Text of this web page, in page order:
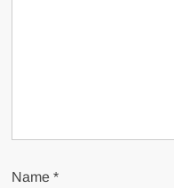
Name*